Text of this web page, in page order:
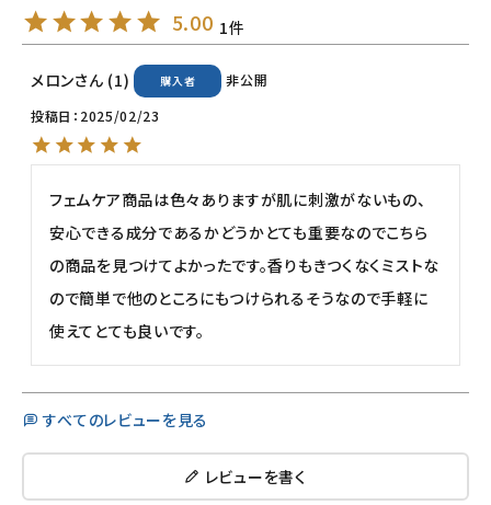
アルモニベルツ
コラム・スタッフのおすすめ
ご利用ガイド等
アカウント情報
ようこそ ゲスト 様
ログイン person 会員登録
5.00 1
メロン 1 購入者
非公開
投稿日
2025/02/23
フェムケア商品は色々ありますが肌に刺激がないもの、
安心できる成分であるかどうかとても重要なのでこちら
の商品を見つけてよかったです。香りもきつくなくミストな
ので簡単で他のところにもつけられるそうなので手軽に
使えてとても良いです。
すべてのレビューを見る
レビューを書く